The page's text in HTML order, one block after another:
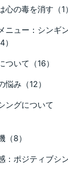
心の毒を消す（1）
ニュー：シンギ
ついて（16）
悩み（12）
ングについて
（8）
：ポジティブシ